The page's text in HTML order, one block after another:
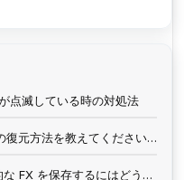
点滅している時の対処法
Sheeran Looper X | FXプリセットの復元方法を教えてください。
Sheeran Looper X | ループの一般的な FX を保存するにはどうすればよいですか?